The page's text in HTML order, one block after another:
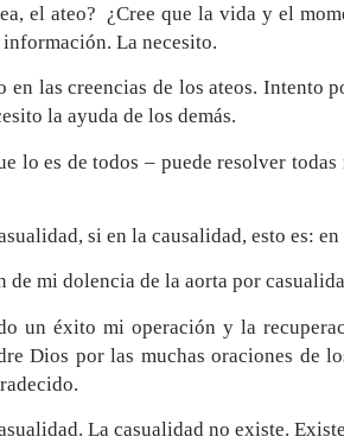
el ateo? ¿Cree que la vida y el
La necesito.
en las creencias de los ateos. Intento
la ayuda de los demás.
lo es de todos – puede resolver
si en la causalidad, esto es:
de mi dolencia de la aorta por
un éxito mi operación y la
Dios por las muchas oraciones de
La casualidad no existe.